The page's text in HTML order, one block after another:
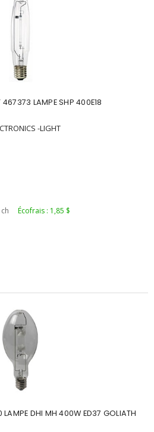
467373 LAMPE SHP 400E18
-LIGHT
Écofrais : 1,85 $
DHI MH 400W ED37 GOLIATH